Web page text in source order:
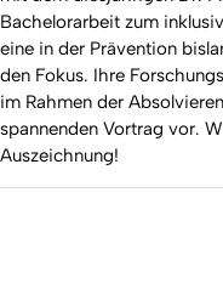
Bachelorarbeit zum
eine in der Prävention
den Fokus. Ihre
im Rahmen der
spannenden Vortrag vor.
Auszeichnung!